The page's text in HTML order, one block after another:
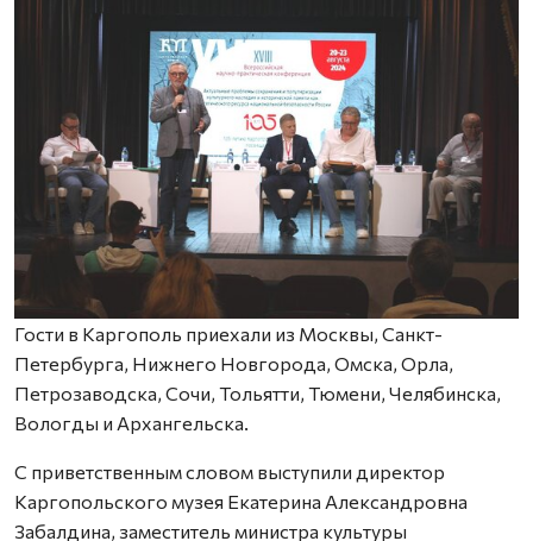
Гости в Каргополь приехали из Москвы, Санкт-
Петербурга, Нижнего Новгорода, Омска, Орла,
Петрозаводска, Сочи, Тольятти, Тюмени, Челябинска,
Вологды и Архангельска.
С приветственным словом выступили директор
Каргопольского музея Екатерина Александровна
Забалдина, заместитель министра культуры